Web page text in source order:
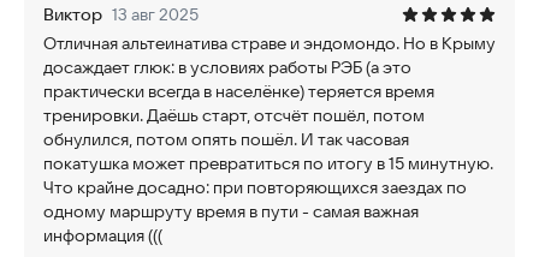
Виктор 13 авг 2025
Отличная альтеинатива страве и эндомондо. Но в Крыму
досаждает глюк: в условиях работы РЭБ (а это
практически всегда в населëнке) теряется время
тренировки. Даëшь старт, отсчёт пошёл, потом
обнулился, потом опять пошëл. И так часовая
покатушка может превратиться по итогу в 15 минутную.
Что крайне досадно: при повторяющихся заездах по
одному маршруту время в пути - самая важная
информация (((